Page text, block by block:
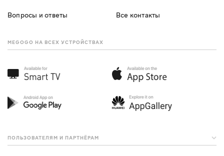
Вопросы и ответы Все контакты
MEGOGO НА ВСЕХ УСТРОЙСТВАХ
ПОЛЬЗОВАТЕЛЯМ И ПАРТНЁРАМ